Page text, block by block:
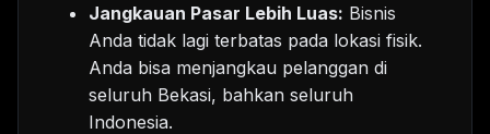
Jangkauan Pasar Lebih Luas: Bisnis
Anda tidak lagi terbatas pada lokasi fisik.
Anda bisa menjangkau pelanggan di
seluruh Bekasi, bahkan seluruh
Indonesia.